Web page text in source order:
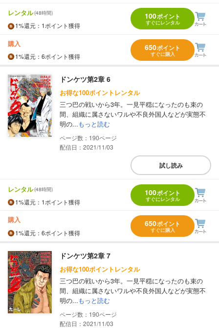
レンタル(48時間)
1%還元 ：1ポイント獲得
100ポイント
すぐにレンタル
購入
1%還元 ：6ポイント獲得
650ポイント
すぐに購入
ドンケツ第2章 6
お得な100ポイントレンタル
三つ巴の戦いから3年。一見平穏になったのも束の
間、組織に属さないワルや不良外国人などが実態不
明の...もっと読む
190
配信日：2021/11/03
試し読み
レンタル(48時間)
1%還元 ：1ポイント獲得
100ポイント
すぐにレンタル
購入
1%還元 ：6ポイント獲得
650ポイント
すぐに購入
ドンケツ第2章 7
お得な100ポイントレンタル
三つ巴の戦いから3年。一見平穏になったのも束の
間、組織に属さないワルや不良外国人などが実態不
明の...もっと読む
190
配信日：2021/11/03